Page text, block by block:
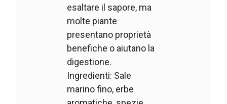
esaltare il sapore, ma
molte piante
presentano proprietà
benefiche o aiutano la
digestione.
Ingredienti: Sale
marino fino, erbe